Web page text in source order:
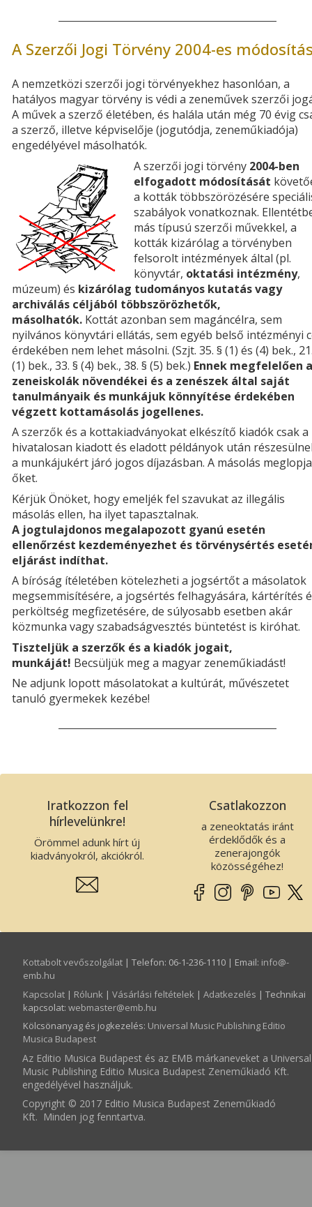
A Szerzői Jogi Törvény 2004-es
A nemzetközi szerzői jogi törvényekhez hasonlóan, a
hatályos magyar törvény is védi a zeneművek szerzői
A művek a szerző életében, és halála után még 70 évig
a szerző, illetve képviselője (jogutódja, zeneműkiadója)
engedélyével másolhatók.
A szerzői jogi törvény 2004-ben
elfogadott módosítását
a kották többszörözésére
szabályok vonatkoznak.
más típusú szerzői művekkel, a
kották kizárólag a törvényben
felsorolt intézmények által (pl.
könyvtár, oktatási intézmény,
múzeum) és kizárólag tudományos kutatás vagy
archiválás céljából többszörözhetők,
másolhatók. Kottát azonban sem magáncélra, sem
nyilvános könyvtári ellátás, sem egyéb belső intézményi
érdekében nem lehet másolni. (Szjt. 35. § (1) és (4) bek.,
(1) bek., 33. § (4) bek., 38. § (5) bek.) Ennek megfelelően a
zeneiskolák növendékei és a zenészek által saját
tanulmányaik és munkájuk könnyítése érdekében
végzett kottamásolás jogellenes.
A szerzők és a kottakiadványokat elkészítő kiadók csak a
hivatalosan kiadott és eladott példányok után
a munkájukért járó jogos díjazásban. A másolás meglopja
őket.
Kérjük Önöket, hogy emeljék fel szavukat az illegális
másolás ellen, ha ilyet tapasztalnak.
A jogtulajdonos megalapozott gyanú esetén
ellenőrzést kezdeményezhet és törvénysértés
eljárást indíthat.
A bíróság ítéletében kötelezheti a jogsértőt a másolatok
megsemmisítésére, a jogsértés felhagyására, kártérítés
perköltség megfizetésére, de súlyosabb esetben akár
közmunka vagy szabadságvesztés büntetést is kiróhat.
Tiszteljük a szerzők és a kiadók jogait,
munkáját! Becsüljük meg a magyar zeneműkiadást!
Ne adjunk lopott másolatokat a kultúrát, művészetet
tanuló gyermekek kezébe!
Iratkozzon fel
hírlevelünkre!
Örömmel adunk hírt új
kiadványokról, akciókról.
Csatlakozzon
a zeneoktatás iránt
érdeklődők és a
zenerajongók
közösségéhez!
Kottabolt vevőszolgálat | Telefon: 06-1-236-1110 | Email: info­@­
emb.hu
Kapcsolat | Rólunk | Vásárlási feltételek | Adatkezelés | Technikai
kapcsolat: webmaster­@­emb.hu
Kölcsönanyag és jogkezelés: Universal Music Publishing Editio
Musica Budapest
Az Editio Musica Budapest és az EMB márkaneveket a Universal
Music Publishing Editio Musica Budapest Zeneműkiadó Kft.
engedélyével használjuk.
Copyright © 2017 Editio Musica Budapest Zeneműkiadó
Kft. Minden jog fenntartva.